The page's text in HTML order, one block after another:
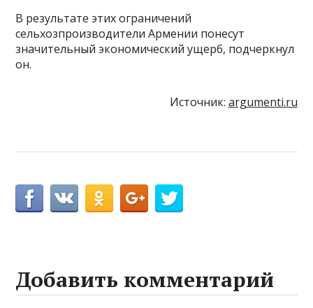
В результате этих ограничений
сельхозпроизводители Армении понесут
значительный экономический ущерб, подчеркнул
он.
Источник: argumenti.ru
Добавить комментарий